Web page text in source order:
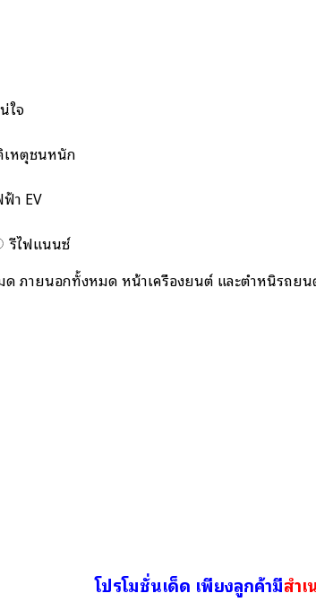
ใจ
หตุชนหนัก
า EV
รีไฟแนนซ์
ภายนอกทั้งหมด หน้าเครื่องยนต์ และตำหนิรถยน
โปรโมชั่นเด็ด เพียงลูกค้ามีสำ